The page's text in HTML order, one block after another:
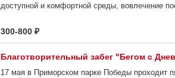
доступной и комфортной среды, вовлечение
300-800 ₽
Благотворительный забег "Бегом с
17 мая в Приморском парке Победы проходит